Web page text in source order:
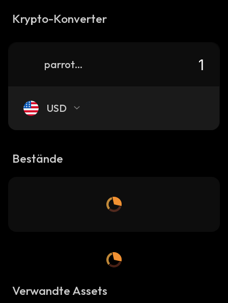
Krypto-Konverter
parrot-usd
USD
Bestände
Verwandte Assets